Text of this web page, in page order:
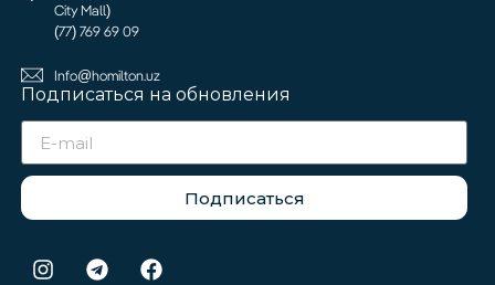
City Mall)
(77) 769 69 09
Info@homilton.uz
Подписаться на обновления
Подписаться